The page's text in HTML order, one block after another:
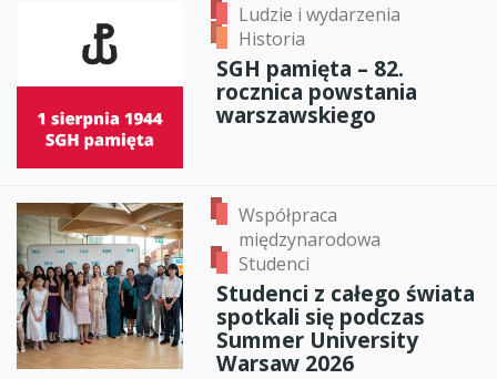
Ludzie i wydarzenia
Historia
SGH pamięta – 82.
rocznica powstania
warszawskiego
Współpraca
międzynarodowa
Studenci
Studenci z całego świata
spotkali się podczas
Summer University
Warsaw 2026